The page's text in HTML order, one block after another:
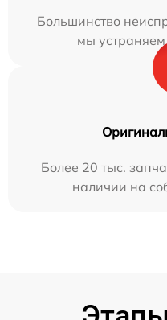
Большинство
мы устраняем
Более 20 тыс.
наличии на